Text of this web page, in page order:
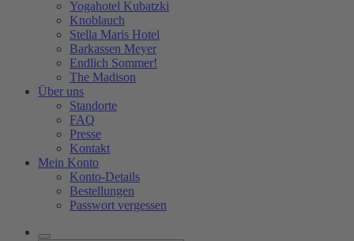
Yogahotel Kubatzki
Knoblauch
Stella Maris Hotel
Barkassen Meyer
Endlich Sommer!
The Madison
Über uns
Standorte
FAQ
Presse
Kontakt
Mein Konto
Konto-Details
Bestellungen
Passwort vergessen